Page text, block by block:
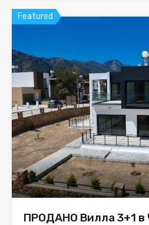
Featured
ПРОДАНО Вилла 3+1 в